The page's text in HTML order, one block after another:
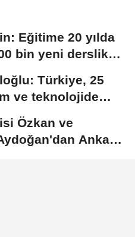
Eğitime 20 yılda
bin yeni derslik
Türkiye, 25
ve teknolojide
Özkan ve
Ankara